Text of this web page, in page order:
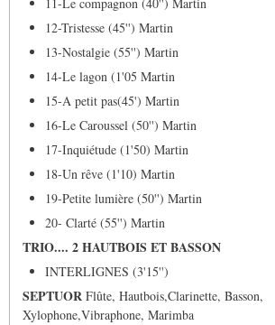
12-Tristesse (45'') Martin
13-Nostalgie (55'') Martin
14-Le lagon (1'05 Martin
15-A petit pas(45') Martin
16-Le Caroussel (50'') Martin
17-Inquiétude (1'50) Martin
18-Un rêve (1'10) Martin
19-Petite lumière (50'') Martin
20- Clarté (55'') Martin
TRIO.... 2 HAUTBOIS ET BASSON
INTERLIGNES (3'15'')
SEPTUOR Flûte, Hautbois,Clarinette, Basson,
Xylophone,Vibraphone, Marimba